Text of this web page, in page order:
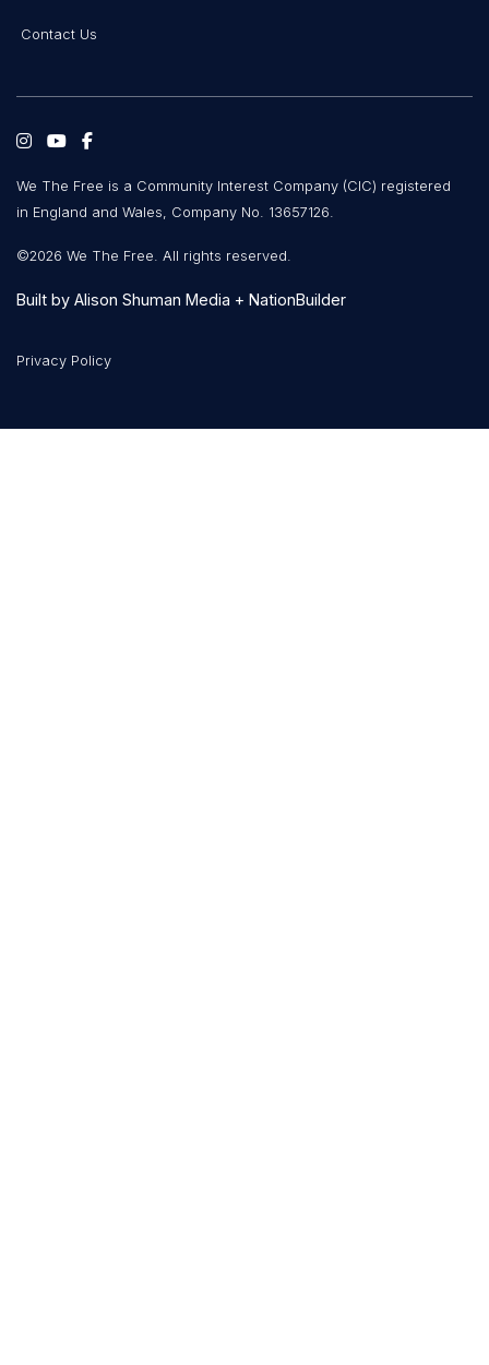
Contact Us
We The Free is a Community Interest Company (CIC) registered
in England and Wales, Company No. 13657126.
©2026 We The Free. All rights reserved.
Built by Alison Shuman Media + NationBuilder
Privacy Policy